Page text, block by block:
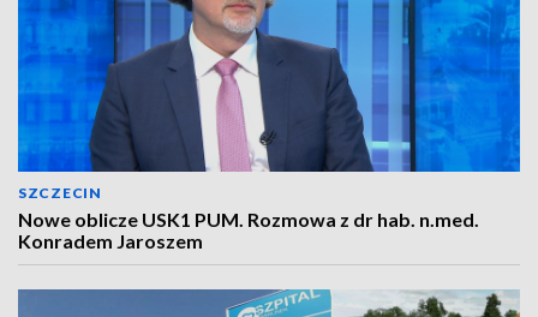
SZCZECIN
Nowe oblicze USK1 PUM. Rozmowa z dr hab. n.med.
Konradem Jaroszem